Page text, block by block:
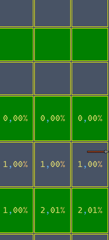
0,00% 0,00% 0,00%
1,00% 1,00% 1,00%
1,00% 2,01% 2,01%